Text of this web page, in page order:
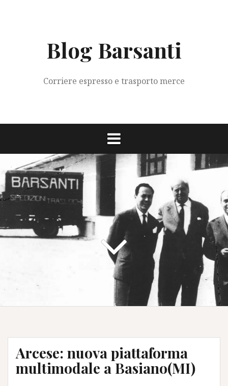
Blog Barsanti
Corriere espresso e trasporto merce
Arcese: nuova piattaforma
multimodale a Basiano(MI)